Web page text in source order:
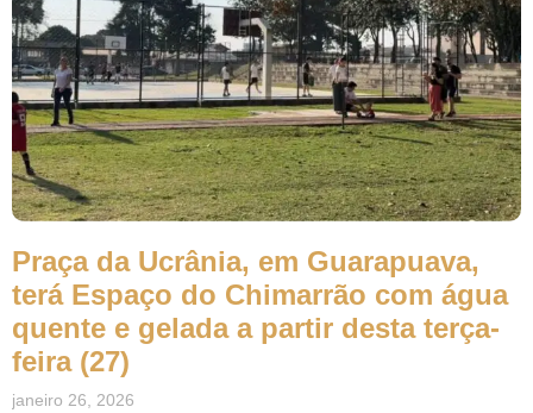
Praça da Ucrânia, em Guarapuava,
terá Espaço do Chimarrão com água
quente e gelada a partir desta terça-
feira (27)
janeiro 26, 2026